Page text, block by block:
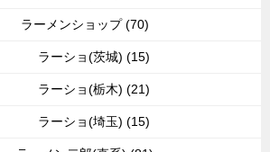
ラーメンショップ (70)
ラーショ(茨城) (15)
ラーショ(栃木) (21)
ラーショ(埼玉) (15)